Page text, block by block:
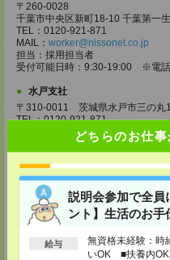
どちらのお仕
説明会参加で全員
ント】生活のお手
給与
無資格未経験：
いOK ■扶養内
〒260-0028
千葉市中央区新町18-10 千葉第一
TEL：0120-921-871
MAIL： worker@nissonet.co.jp
担当：採用担当者
受付可能日時：9:30-19:00 ※電
水戸支社
〒310-0011 茨城県水戸市三の丸
TEL：0120-921-871
worker@nissonet.co.jp
担当：採用担当者
受付可能日時：9:30-19:00 ※電
宇都宮支社
〒320-0811 栃木県宇都宮市大通
TEL：0120-921-871
MAIL：worker@nissonet.co.jp
受付可能日時：9:30-19:00 ※電